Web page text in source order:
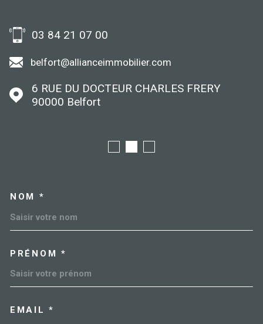
03 84 21 07 00
belfort@allianceimmobilier.com
6 RUE DU DOCTEUR CHARLES FRERY
90000
Belfort
NOM *
PRÉNOM *
EMAIL *